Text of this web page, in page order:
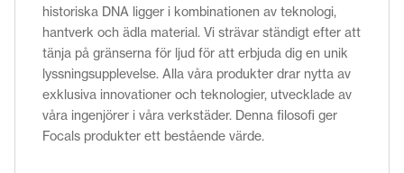
historiska DNA ligger i kombinationen av teknologi,
hantverk och ädla material. Vi strävar ständigt efter att
tänja på gränserna för ljud för att erbjuda dig en unik
lyssningsupplevelse. Alla våra produkter drar nytta av
exklusiva innovationer och teknologier, utvecklade av
våra ingenjörer i våra verkstäder. Denna filosofi ger
Focals produkter ett bestående värde.